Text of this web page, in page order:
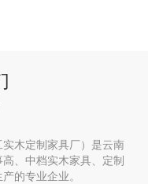
木定制家具厂）是云南
、中档实木家具、定制
的专业企业。